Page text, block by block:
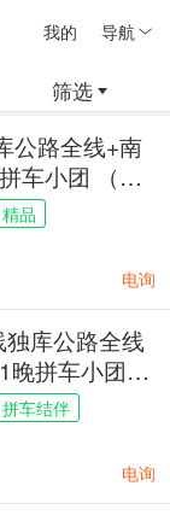
我的 导航
公路全线+南
车小团 （乌
精品
电询
独库公路全线
晚拼车小团
止）
拼车结伴
电询
筛选